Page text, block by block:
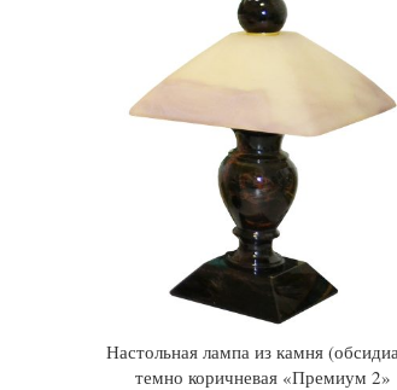
Настольная лампа из камня
темно коричневая «Премиум 2»